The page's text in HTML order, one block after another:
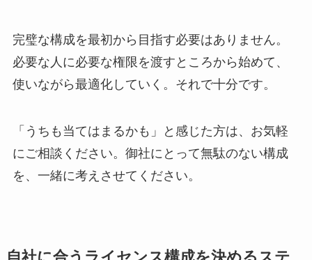
完璧な構成を最初から目指す必要はありません。
必要な人に必要な権限を渡すところから始めて、
使いながら最適化していく。それで十分です。
「うちも当てはまるかも」と感じた方は、お気軽
にご相談ください。御社にとって無駄のない構成
を、一緒に考えさせてください。